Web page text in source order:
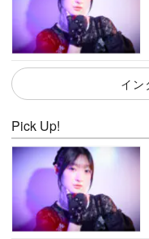
イン
Pick Up!